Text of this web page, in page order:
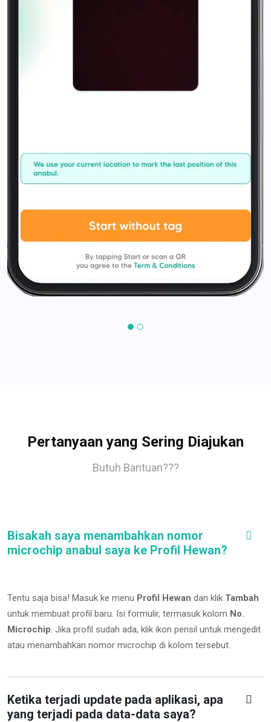
Pertanyaan yang Sering Diajukan
Butuh Bantuan???
Bisakah saya menambahkan nomor
microchip anabul saya ke Profil Hewan?
Tentu saja bisa! Masuk ke menu Profil Hewan dan klik Tambah
untuk membuat profil baru. Isi formulir, termasuk kolom No.
Microchip. Jika profil sudah ada, klik ikon pensil untuk mengedit
atau menambahkan nomor microchip di kolom tersebut.
Ketika terjadi update pada aplikasi, apa
yang terjadi pada data-data saya?